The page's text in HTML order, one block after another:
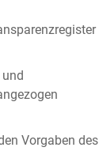
Vorgaben des